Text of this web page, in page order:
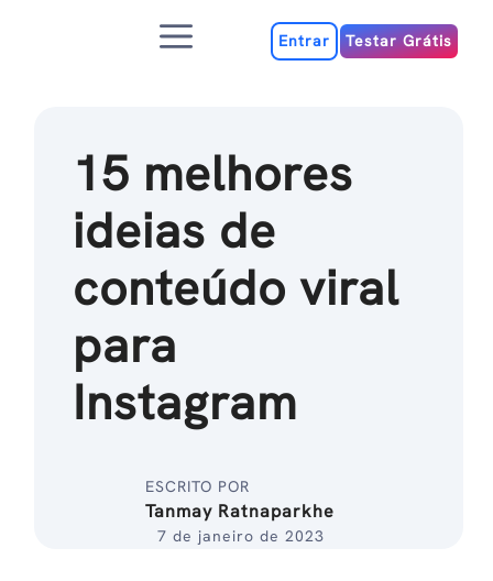
MenuEntrar Testar Grátis
15 melhores
ideias de
conteúdo viral
para
Instagram
ESCRITO POR
Tanmay Ratnaparkhe
7 de janeiro de 2023